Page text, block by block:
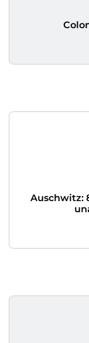
Auschwitz: